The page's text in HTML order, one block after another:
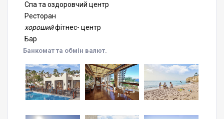
Спа та оздоровчий центр
Ресторан
хорошийфітнес- центр
Бар
Банкомат та обмін валют.